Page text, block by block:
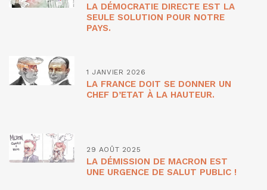
LA DÉMOCRATIE DIRECTE EST LA
SEULE SOLUTION POUR NOTRE
PAYS.
1 JANVIER 2026
LA FRANCE DOIT SE DONNER UN
CHEF D’ETAT À LA HAUTEUR.
29 AOÛT 2025
LA DÉMISSION DE MACRON EST
UNE URGENCE DE SALUT PUBLIC !